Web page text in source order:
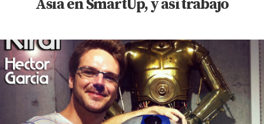
Asia en SmartUp, y así trabajo